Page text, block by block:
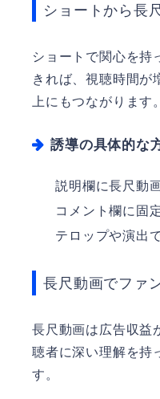
ショートから長
ショートで関心を持
きれば、視聴時間が
上にもつながります。
誘導の具体的な
説明欄に長尺動
コメント欄に固
テロップや演出
長尺動画でファ
長尺動画は広告収益
聴者に深い理解を持
す。